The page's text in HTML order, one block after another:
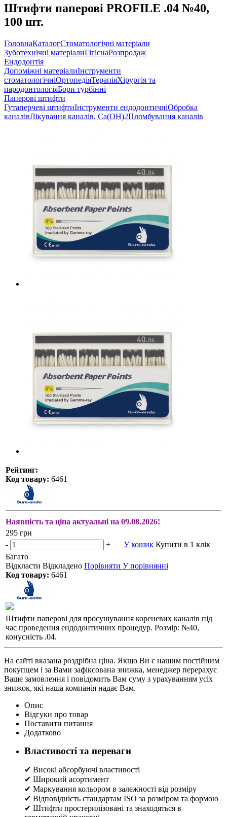
Штифти паперові PROFILE .04 №40,
100 шт.
ГоловнаКаталогСтоматологічні матеріали
Зуботехнічні матеріалиГігієнаРозпродаж
Ендодонтія
Допоміжні матеріалиІнструменти
стоматологічніОртопедіяТерапіяХірургія та
пародонтологіяБори турбінні
Паперові штифти
Гутаперчеві штифтиІнструменти ендодонтичніОбробка
каналівЛікування каналів, Ca(OH)2Пломбування каналів
Рейтинг:
Код товару: 6461
Наявність та ціна актуальні на 09.08.2026!
295 грн
-
+ У кошик Купити в 1 клік
Багато
Відкласти Відкладено Порівняти У порівнянні
Код товару: 6461
Штифти паперові для просушування кореневих каналів під
час проведення ендодонтичних процедур. Розмір: №40,
конусність .04.
На сайті вказана роздрібна ціна. Якщо Ви є нашим постійним
покупцем і за Вами зафіксована знижка, менеджер перерахує
Ваше замовлення і повідомить Вам суму з урахуванням усіх
знижок, які наша компанія надає Вам.
Опис
Відгуки про товар
Поставити питання
Додатково
Властивості та переваги
✔ Високі абсорбуючі властивості
✔ Широкий асортимент
✔ Маркування кольором в залежності від розміру
✔ Відповідність стандартам ISO за розміром та формою
✔ Штифти простерилізовані та знаходяться в